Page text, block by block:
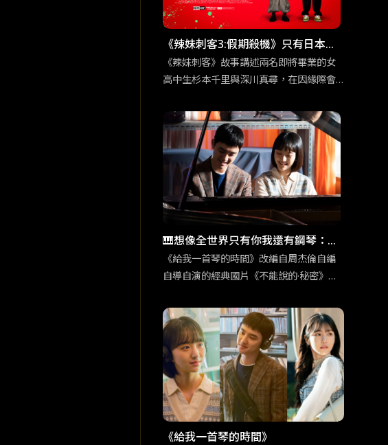
《辣妹刺客3:假期殺機》只有日本才
能拍得出來的動作類型
《辣妹刺客》故事講述兩名即將畢業的女
高中生杉本千里與深川真尋，在因緣際會
及相對沒有事業野心的性格特質，與殺手
這個敏感身份碰撞出奇妙的火花。
🎹想像全世界只有你我還有鋼琴：
《給我一首琴的時間》重現經典的新
浪漫
《給我一首琴的時間》改編自周杰倫自編
自導自演的經典國片《不能說的·秘密》，
我一首歌的時間〉。
《給我一首琴的時間》